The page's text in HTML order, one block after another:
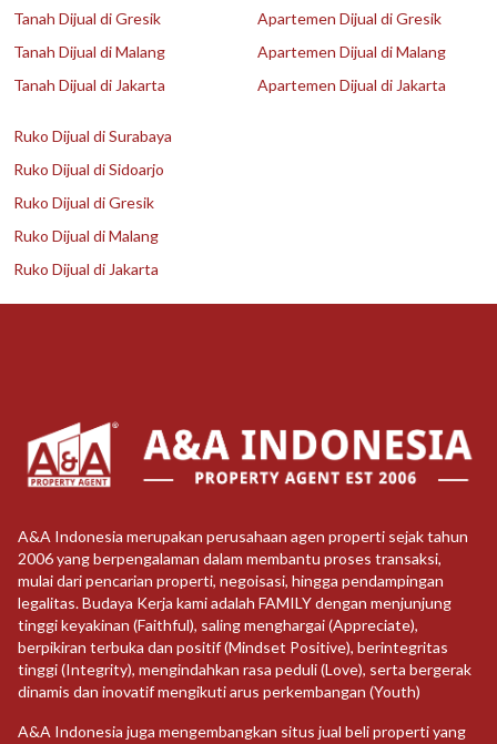
Tanah Dijual di Gresik
Tanah Dijual di Malang
Tanah Dijual di Jakarta
Apartemen Dijual di Gresik
Apartemen Dijual di Malang
Apartemen Dijual di Jakarta
Ruko Dijual di Surabaya
Ruko Dijual di Sidoarjo
Ruko Dijual di Gresik
Ruko Dijual di Malang
Ruko Dijual di Jakarta
A&A Indonesia merupakan perusahaan agen properti sejak tahun
2006 yang berpengalaman dalam membantu proses transaksi,
mulai dari pencarian properti, negoisasi, hingga pendampingan
legalitas. Budaya Kerja kami adalah FAMILY dengan menjunjung
tinggi keyakinan (Faithful), saling menghargai (Appreciate),
berpikiran terbuka dan positif (Mindset Positive), berintegritas
tinggi (Integrity), mengindahkan rasa peduli (Love), serta bergerak
dinamis dan inovatif mengikuti arus perkembangan (Youth)
A&A Indonesia juga mengembangkan situs jual beli properti yang